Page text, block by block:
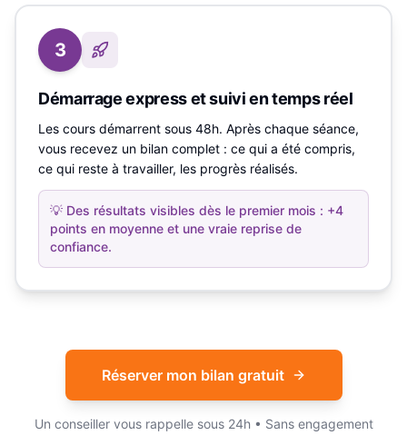
3
Démarrage express et suivi en temps réel
Les cours démarrent sous 48h. Après chaque séance,
vous recevez un bilan complet : ce qui a été compris,
ce qui reste à travailler, les progrès réalisés.
💡 Des résultats visibles dès le premier mois : +4
points en moyenne et une vraie reprise de
confiance.
Réserver mon bilan gratuit
Un conseiller vous rappelle sous 24h • Sans engagement